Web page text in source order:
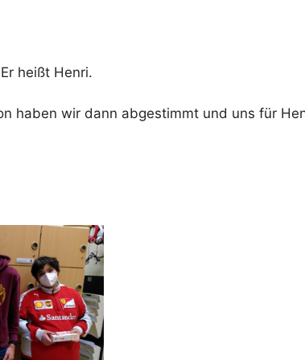
heißt Henri.
haben wir dann abgestimmt und uns für